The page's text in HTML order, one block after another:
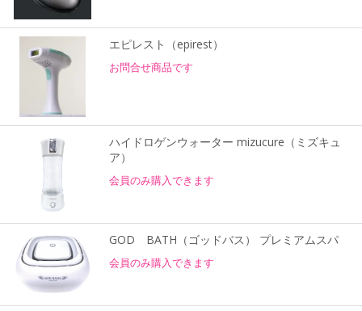
エピレスト（epirest）
お問合せ商品です
ハイドロゲンウォーター mizucure（ミズキュ
ア）
会員のみ購入できます
GOD BATH（ゴッドバス） プレミアムスパ
会員のみ購入できます